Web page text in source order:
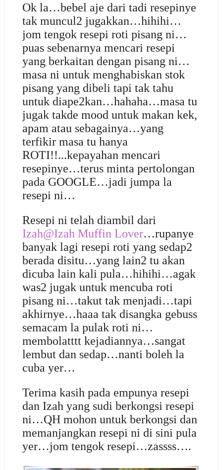
Ok la…bebel aje dari tadi resepinye
tak muncul2 jugakkan…hihihi…
jom tengok resepi roti pisang ni…
puas sebenarnya mencari resepi
yang berkaitan dengan pisang ni…
masa ni untuk menghabiskan stok
pisang yang dibeli tapi tak tahu
untuk diape2kan…hahaha…masa tu
jugak takde mood untuk makan kek,
apam atau sebagainya…yang
terfikir masa tu hanya
ROTI!!...kepayahan mencari
resepinye…terus minta pertolongan
pada GOOGLE…jadi jumpa la
resepi ni…
Resepi ni telah diambil dari
Izah@Izah Muffin Lover…rupanye
banyak lagi resepi roti yang sedap2
berada disitu…yang lain2 tu akan
dicuba lain kali pula…hihihi…agak
was2 jugak untuk mencuba roti
pisang ni…takut tak menjadi…tapi
akhirnye…haaa tak disangka gebuss
semacam la pulak roti ni…
membolatttt kejadiannya…sangat
lembut dan sedap…nanti boleh la
cuba yer…
Terima kasih pada empunya resepi
dan Izah yang sudi berkongsi resepi
ni…QH mohon untuk berkongsi dan
memanjangkan resepi ni di sini pula
yer…jom tengok resepi…zassss….